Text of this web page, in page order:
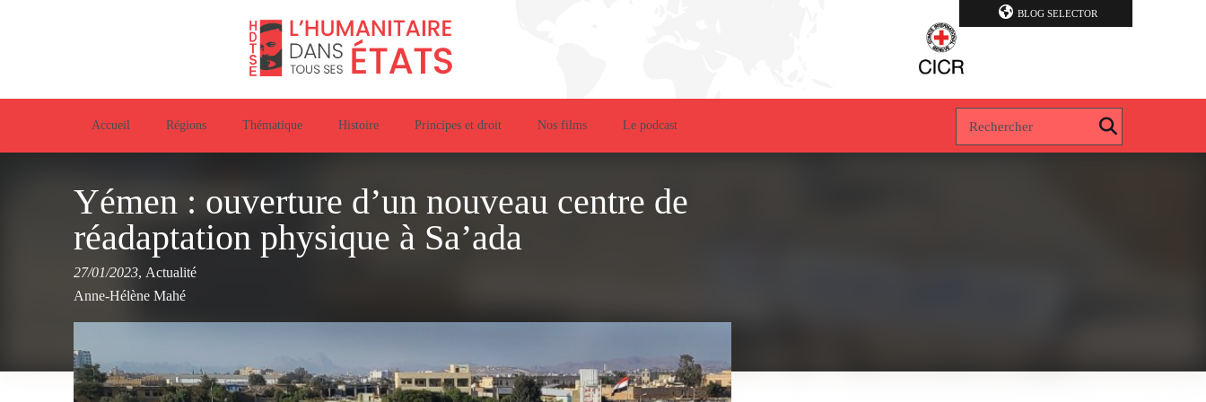
BLOG SELECTOR
Accueil Régions Thématique Histoire Principes et droit Nos films Le podcast
Yémen : ouverture d’un nouveau centre de
réadaptation physique à Sa’ada
27/01/2023, Actualité
Anne-Hélène Mahé